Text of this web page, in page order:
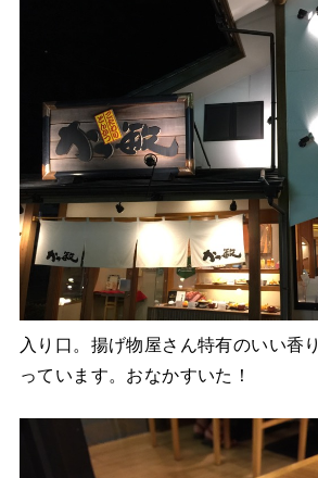
入り口。揚げ物屋さん特有のいい香
っています。おなかすいた！